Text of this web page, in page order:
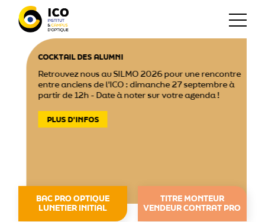
COCKTAIL DES ALUMNI
Retrouvez nous au SILMO 2026 pour une rencontre
entre anciens de l'ICO : dimanche 27 septembre à
partir de 12h - Date à noter sur votre agenda !
PLUS D'INFOS
BAC PRO OPTIQUE
LUNETIER INITIAL
TITRE MONTEUR
VENDEUR CONTRAT PRO